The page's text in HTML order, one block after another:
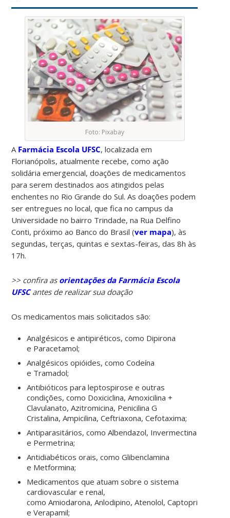
Foto: Pixabay
A Farmácia Escola UFSC, localizada em
Florianópolis, atualmente recebe, como ação
solidária emergencial, doações de medicamentos
para serem destinados aos atingidos pelas
enchentes no Rio Grande do Sul. As doações podem
ser entregues no local, que fica no campus da
Universidade no bairro Trindade, na Rua Delfino
Conti, próximo ao Banco do Brasil (ver mapa), às
segundas, terças, quintas e sextas-feiras, das 8h às
17h.
>> confira as orientações da Farmácia Escola
UFSCantes de realizar sua doação
Os medicamentos mais solicitados são:
Analgésicos e antipiréticos, como Dipirona
e Paracetamol;
Analgésicos opióides, como Codeína
e Tramadol;
Antibióticos para leptospirose e outras
condições, como Doxiciclina, Amoxicilina +
Clavulanato, Azitromicina, Penicilina G
Cristalina, Ampicilina, Ceftriaxona, Cefotaxima;
Antiparasitários, como Albendazol, Invermectina
e Permetrina;
Antidiabéticos orais, como Glibenclamina
e Metformina;
Medicamentos que atuam sobre o sistema
cardiovascular e renal,
como Amiodarona, Anlodipino, Atenolol, Captopril,
e Verapamil;